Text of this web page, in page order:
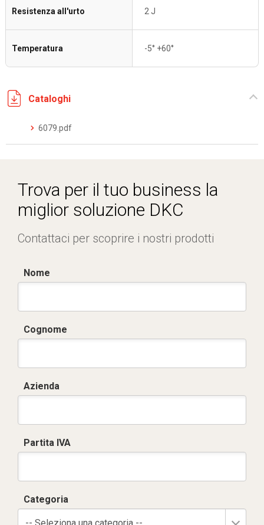
Resistenza all'urto 2 J
Temperatura -5° +60°
Cataloghi
6079.pdf
Trova per il tuo business la
miglior soluzione DKC
Contattaci per scoprire i nostri prodotti
Nome
Cognome
Azienda
Partita IVA
Categoria